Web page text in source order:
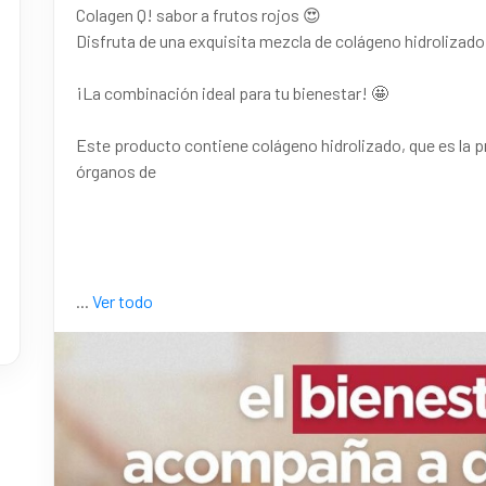
Colagen Q! sabor a frutos rojos 😍
Disfruta de una exquisita mezcla de colágeno
¡La combinación ideal para tu bienestar! 🤩
Este producto contiene colágeno hidrolizado, que es la
órganos de
... Ver todo